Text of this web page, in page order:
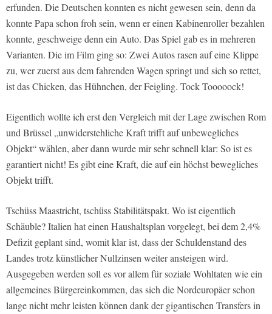
erfunden. Die Deutschen konnten es nicht gewesen sein, denn da
konnte Papa schon froh sein, wenn er einen Kabinenroller bezahlen
konnte, geschweige denn ein Auto. Das Spiel gab es in mehreren
Varianten. Die im Film ging so: Zwei Autos rasen auf eine Klippe
zu, wer zuerst aus dem fahrenden Wagen springt und sich so rettet,
ist das Chicken, das Hühnchen, der Feigling. Tock Tooooock!
Eigentlich wollte ich erst den Vergleich mit der Lage zwischen Rom
und Brüssel „unwiderstehliche Kraft trifft auf unbewegliches
Objekt“ wählen, aber dann wurde mir sehr schnell klar: So ist es
garantiert nicht! Es gibt eine Kraft, die auf ein höchst bewegliches
Objekt trifft.
Tschüss Maastricht, tschüss Stabilitätspakt. Wo ist eigentlich
Schäuble? Italien hat einen Haushaltsplan vorgelegt, bei dem 2,4%
Defizit geplant sind, womit klar ist, dass der Schuldenstand des
Landes trotz künstlicher Nullzinsen weiter ansteigen wird.
Ausgegeben werden soll es vor allem für soziale Wohltaten wie ein
allgemeines Bürgereinkommen, das sich die Nordeuropäer schon
lange nicht mehr leisten können dank der gigantischen Transfers in